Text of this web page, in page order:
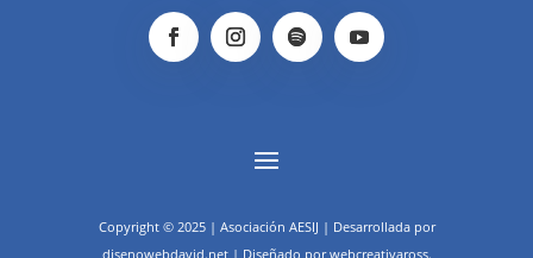
Copyright © 2025 | Asociación AESIJ | Desarrollada por
disenowebdavid.net | Diseñado por webcreativaross.